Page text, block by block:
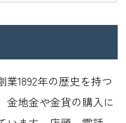
1892年の歴史を持つ
金地金や金貨の購入に